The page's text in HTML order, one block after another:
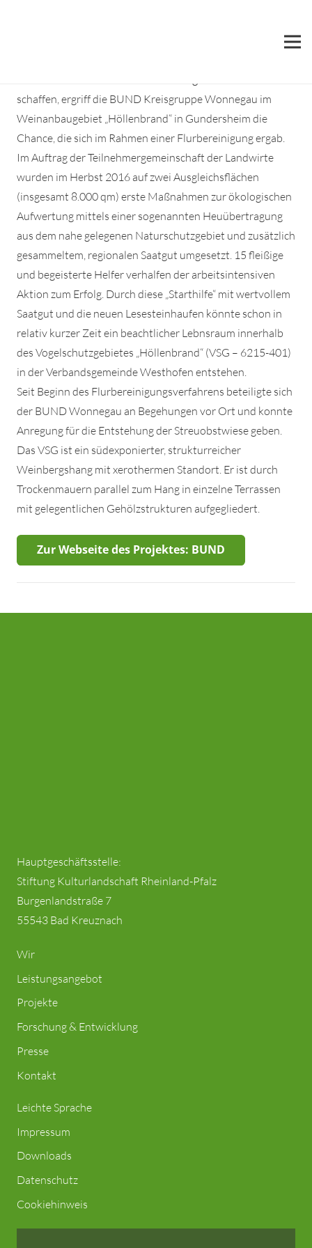
schaffen, ergriff die BUND Kreisgruppe Wonnegau im
Weinanbaugebiet „Höllenbrand“ in Gundersheim die
Chance, die sich im Rahmen einer Flurbereinigung ergab.
Im Auftrag der Teilnehmergemeinschaft der Landwirte
wurden im Herbst 2016 auf zwei Ausgleichsflächen
(insgesamt 8.000 qm) erste Maßnahmen zur ökologischen
Aufwertung mittels einer sogenannten Heuübertragung
aus dem nahe gelegenen Naturschutzgebiet und zusätzlich
gesammeltem, regionalen Saatgut umgesetzt. 15 fleißige
und begeisterte Helfer verhalfen der arbeitsintensiven
Aktion zum Erfolg. Durch diese „Starthilfe“ mit wertvollem
Saatgut und die neuen Lesesteinhaufen könnte schon in
relativ kurzer Zeit ein beachtlicher Lebnsraum innerhalb
des Vogelschutzgebietes „Höllenbrand“ (VSG – 6215-401)
in der Verbandsgemeinde Westhofen entstehen.
Seit Beginn des Flurbereinigungsverfahrens beteiligte sich
der BUND Wonnegau an Begehungen vor Ort und konnte
Anregung für die Entstehung der Streuobstwiese geben.
Das VSG ist ein südexponierter, strukturreicher
Weinbergshang mit xerothermen Standort. Er ist durch
Trockenmauern parallel zum Hang in einzelne Terrassen
mit gelegentlichen Gehölzstrukturen aufgegliedert.
Zur Webseite des Projektes: BUND
Hauptgeschäftsstelle:
Stiftung Kulturlandschaft Rheinland-Pfalz
Burgenlandstraße 7
55543 Bad Kreuznach
Wir
Leistungsangebot
Projekte
Forschung & Entwicklung
Presse
Kontakt
Leichte Sprache
Impressum
Downloads
Datenschutz
Cookiehinweis